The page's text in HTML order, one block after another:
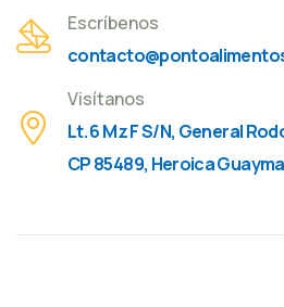
Escríbenos
Visítanos
Lt. 6 Mz F S/N, General
CP 85489, Heroica